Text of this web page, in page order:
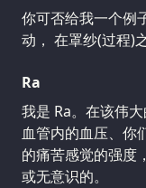
你可否给我一个例
动， 在罩纱(过程)
Ra
我是 Ra。在该伟
血管内的血压、你
的痛苦感觉的强度
或无意识的。